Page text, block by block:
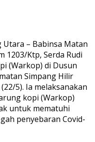
– Babinsa Matan
1203/Ktp, Serda Rudi
(Warkop) di Dusun
Simpang Hilir
5). Ia melaksanakan
kopi (Warkop)
untuk mematuhi
penyebaran Covid-